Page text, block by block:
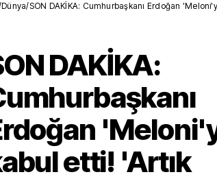
Dünya/SON DAKİKA: Cumhurbaşkanı Erdoğan
DAKİKA:
etti! 'Artık